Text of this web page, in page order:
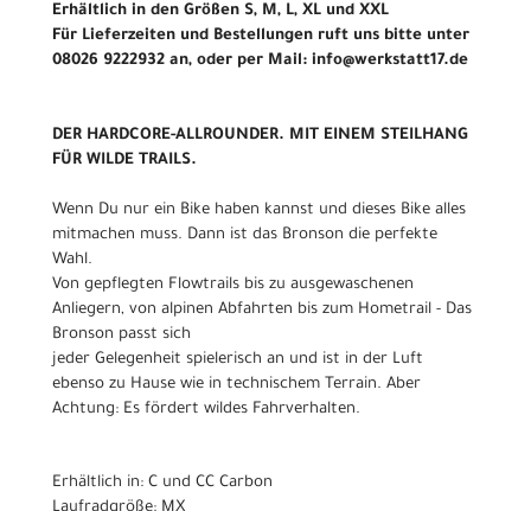
Erhältlich in den Größen S, M, L, XL und XXL
Für Lieferzeiten und Bestellungen ruft uns bitte unter
08026 9222932 an, oder per Mail: info@werkstatt17.de
DER HARDCORE-ALLROUNDER. MIT EINEM STEILHANG
FÜR WILDE TRAILS.
Wenn Du nur ein Bike haben kannst und dieses Bike alles
mitmachen muss. Dann ist das Bronson die perfekte
Wahl.
Von gepflegten Flowtrails bis zu ausgewaschenen
Anliegern, von alpinen Abfahrten bis zum Hometrail - Das
Bronson passt sich
jeder Gelegenheit spielerisch an und ist in der Luft
ebenso zu Hause wie in technischem Terrain. Aber
Achtung: Es fördert wildes Fahrverhalten.
Erhältlich in: C und CC Carbon